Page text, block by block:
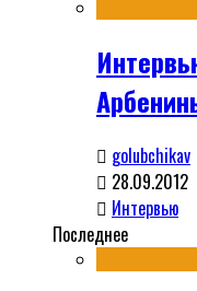
golubchikav
28.09.2012
Интервью
Последнее